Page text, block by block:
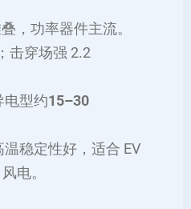
，功率器件主流。
击穿场强 2.2
电型约15–30
稳定性好，适合 EV
电。